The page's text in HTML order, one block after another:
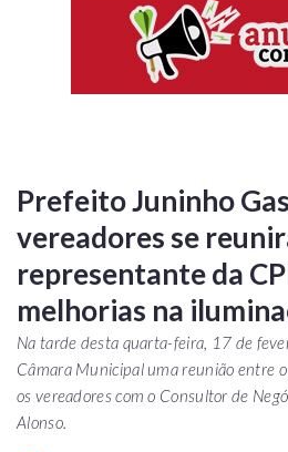
Prefeito Juninho
vereadores se
representante da
melhorias na
Na tarde desta quarta-feira, 17 de
Câmara Municipal uma reunião entre
os vereadores com o Consultor de
Alonso.